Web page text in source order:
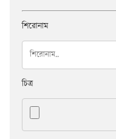
শিরোনাম
চিত্র